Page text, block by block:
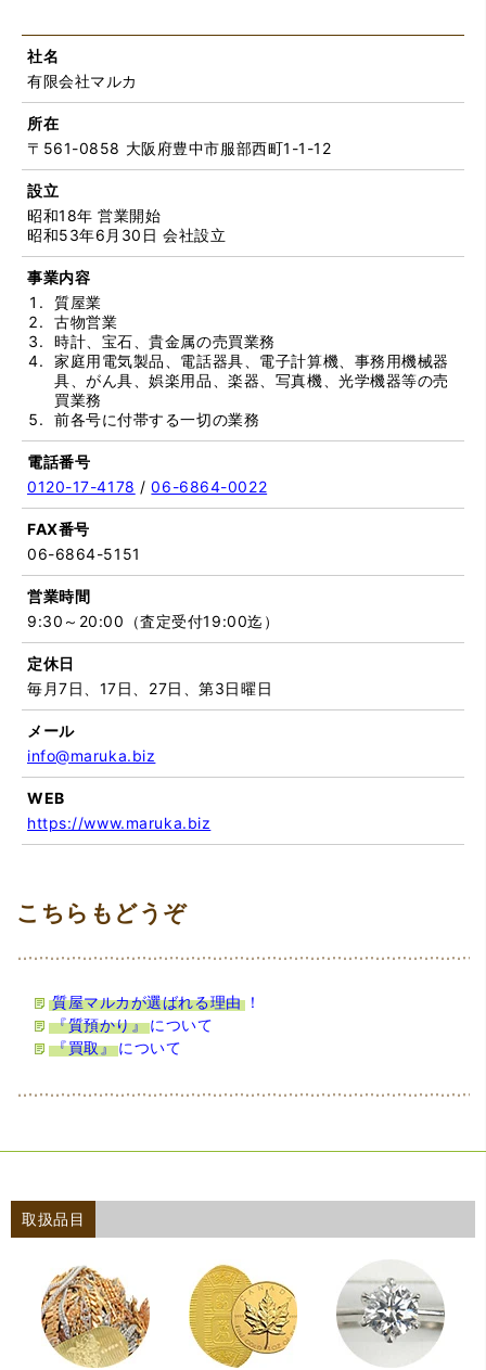
社名
有限会社マルカ
所在
〒561-0858 大阪府豊中市服部西町1-1-12
設立
昭和18年 営業開始
昭和53年6月30日 会社設立
事業内容
質屋業
古物営業
時計、宝石、貴金属の売買業務
家庭用電気製品、電話器具、電子計算機、事務用機械器
具、がん具、娯楽用品、楽器、写真機、光学機器等の売
買業務
前各号に付帯する一切の業務
電話番号
0120-17-4178 /06-6864-0022
FAX番号
06-6864-5151
営業時間
9:30～20:00（査定受付19:00迄）
定休日
毎月7日、17日、27日、第3日曜日
メール
info@maruka.biz
WEB
https://www.maruka.biz
質屋マルカが選ばれる理由！
『質預かり』 について
『買取』 について
取扱品目